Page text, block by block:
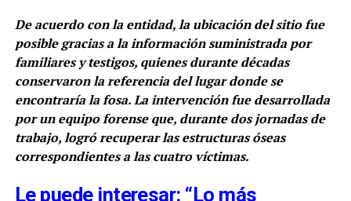
De acuerdo con la entidad, la ubicación del sitio fue
posible gracias a la información suministrada por
familiares y testigos, quienes durante décadas
conservaron la referencia del lugar donde se
encontraría la fosa. La intervención fue desarrollada
por un equipo forense que, durante dos jornadas de
trabajo, logró recuperar las estructuras óseas
correspondientes a las cuatro víctimas.
Le puede interesar: “Lo más